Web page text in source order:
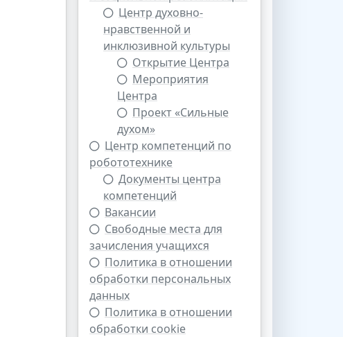
Центр духовно-
нравственной и
инклюзивной культуры
Открытие Центра
Мероприятия
Центра
Проект «Сильные
духом»
Центр компетенций по
робототехнике
Документы центра
компетенций
Вакансии
Свободные места для
зачисления учащихся
Политика в отношении
обработки персональных
данных
Политика в отношении
обработки cookie